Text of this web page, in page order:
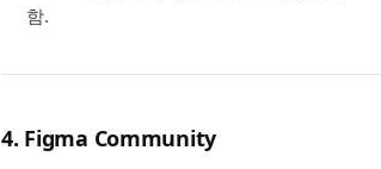
함.
4. Figma Community